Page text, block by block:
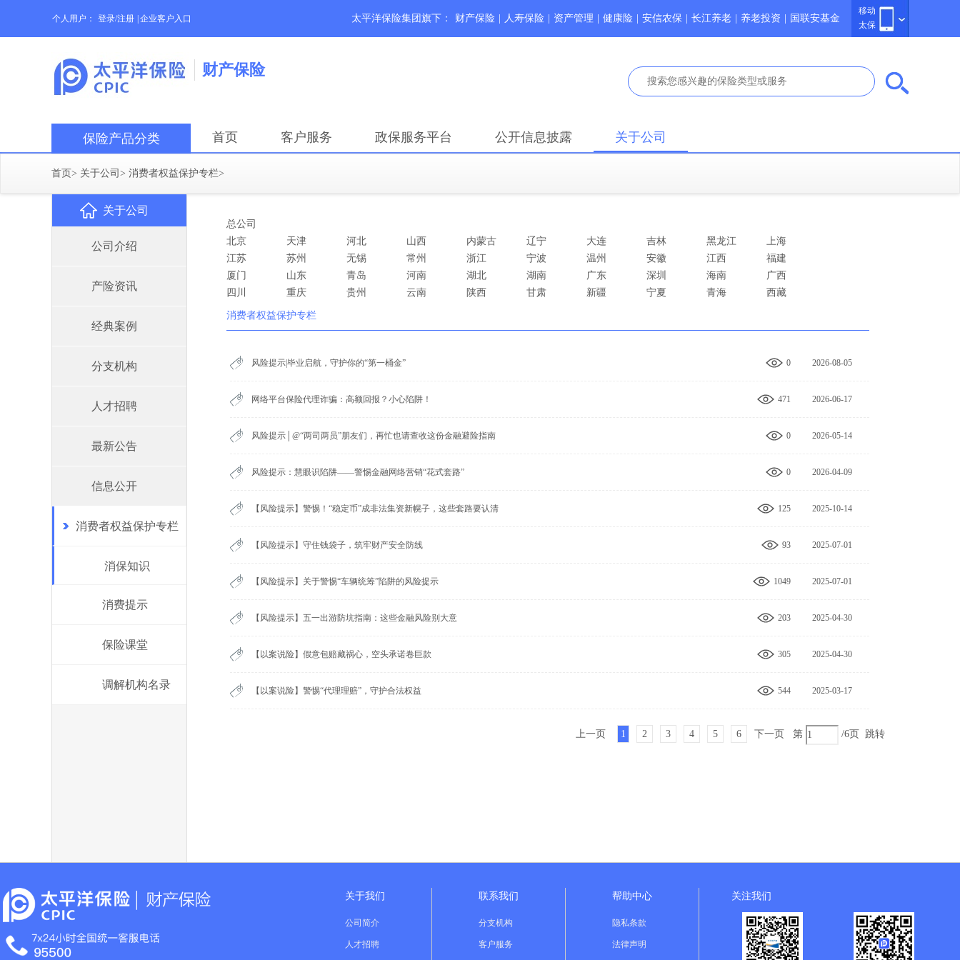
个人用户： 登录/注册 企业客户入口
移动
太保
太平洋保险集团旗下： 财产保险 人寿保险 资产管理 健康险 安信农保 长江养老 养老投资 国联安基金
财产保险
保险产品分类 首页 客户服务 政保服务平台 公开信息披露 关于公司
首页> 关于公司 > 消费者权益保护专栏>
关于公司
公司介绍
产险资讯
经典案例
分支机构
人才招聘
最新公告
信息公开
消费者权益保护专栏
消保知识
消费提示
保险课堂
调解机构名录
总公司
北京
天津 河北 山西 内蒙古 辽宁 大连 吉林 黑龙江
上海
江苏
苏州 无锡 常州 浙江 宁波 温州 安徽 江西
福建
厦门
山东 青岛 河南 湖北 湖南 广东 深圳 海南
广西
四川
重庆 贵州 云南 陕西 甘肃 新疆 宁夏 青海 西藏
消费者权益保护专栏
风险提示|毕业启航，守护你的“第一桶金”
2026-08-05
0
网络平台保险代理诈骗：高额回报？小心陷阱！
2026-06-17
471
风险提示│@“两司两员”朋友们，再忙也请查收这份金融避险指南
2026-05-14
0
风险提示：慧眼识陷阱——警惕金融网络营销“花式套路”
2026-04-09
0
【风险提示】警惕！“稳定币”成非法集资新幌子，这些套路要认清
2025-10-14
125
【风险提示】守住钱袋子，筑牢财产安全防线
2025-07-01
93
【风险提示】关于警惕“车辆统筹”陷阱的风险提示
2025-07-01
1049
【风险提示】五一出游防坑指南：这些金融风险别大意
2025-04-30
203
【以案说险】假意包赔藏祸心，空头承诺卷巨款
2025-04-30
305
【以案说险】警惕“代理理赔”，守护合法权益
2025-03-17
544
上一页 1 2 3 4 5 6 下一页 第 /6页 跳转
关于我们
公司简介
人才招聘
联系我们
分支机构
客户服务
帮助中心
隐私条款
法律声明
关注我们